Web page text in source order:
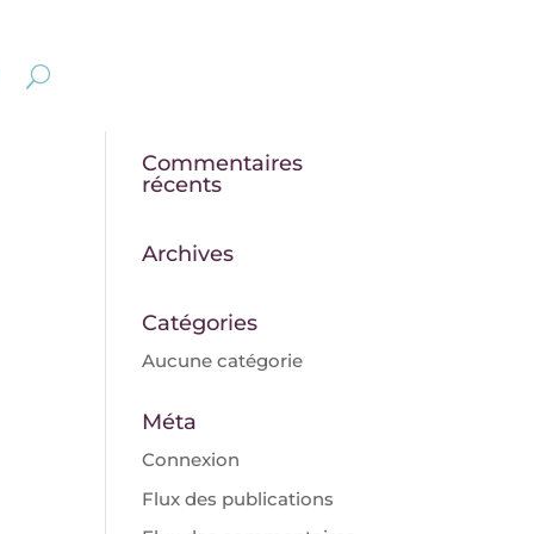
Commentaires
récents
Archives
Catégories
Aucune catégorie
Méta
Connexion
Flux des publications